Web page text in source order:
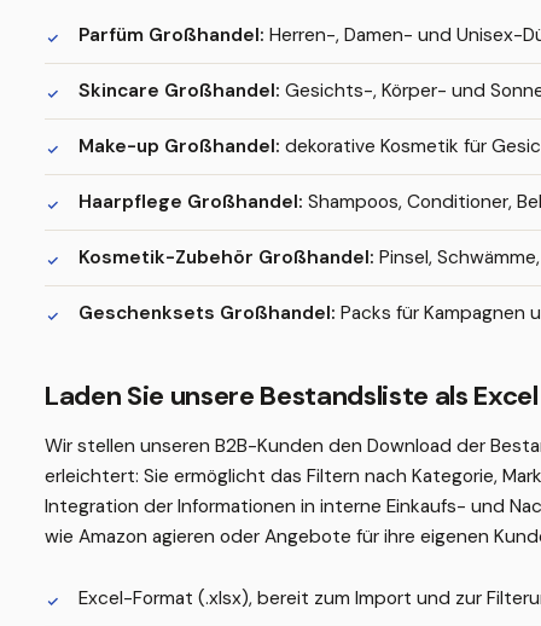
Parfüm Großhandel: Herren-, Damen- und Unisex-
Skincare Großhandel: Gesichts-, Körper- und
Make-up Großhandel: dekorative Kosmetik für
Haarpflege Großhandel: Shampoos, Conditioner,
Kosmetik-Zubehör Großhandel: Pinsel,
Geschenksets Großhandel: Packs für Kampagnen
Laden Sie unsere Bestandsliste als
Wir stellen unseren B2B-Kunden den Download der
erleichtert: Sie ermöglicht das Filtern nach Kategorie,
Integration der Informationen in interne Einkaufs- und
wie Amazon agieren oder Angebote für ihre eigenen
Excel-Format (.xlsx), bereit zum Import und zur